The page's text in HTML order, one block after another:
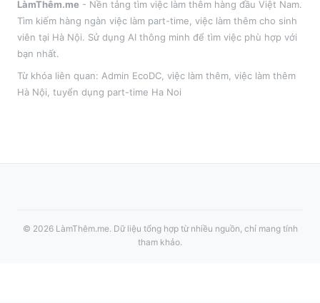
LàmThêm.me - Nền tảng tìm việc làm thêm hàng đầu Việt Nam.
Tìm kiếm hàng ngàn việc làm part-time, việc làm thêm cho sinh
viên tại Hà Nội. Sử dụng AI thông minh để tìm việc phù hợp với
bạn nhất.
Từ khóa liên quan: Admin EcoDC việc làm thêm , việc làm thêm
Hà Nội , tuyển dụng part-time Ha Noi
© 2026 LàmThêm.me. Dữ liệu tổng hợp từ nhiều nguồn, chỉ mang tính
tham khảo.